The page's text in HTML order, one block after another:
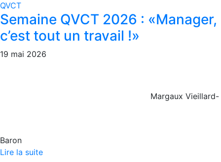
QVCT
Semaine QVCT 2026 : «Manager,
c’est tout un travail !»
19 mai 2026
Margaux Vieillard-
Baron
Lire la suite